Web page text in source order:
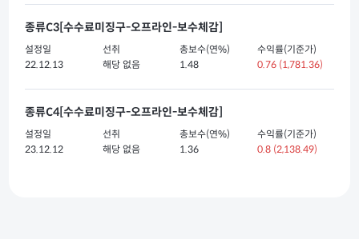
종류C3[수수료미징구-오프라인-보수체감]
설정일
22.12.13
선취
해당 없음
총보수(연%)
1.48
수익률(기준가)
0.76 (1,781.36)
종류C4[수수료미징구-오프라인-보수체감]
설정일
23.12.12
선취
해당 없음
총보수(연%)
1.36
수익률(기준가)
0.8 (2,138.49)